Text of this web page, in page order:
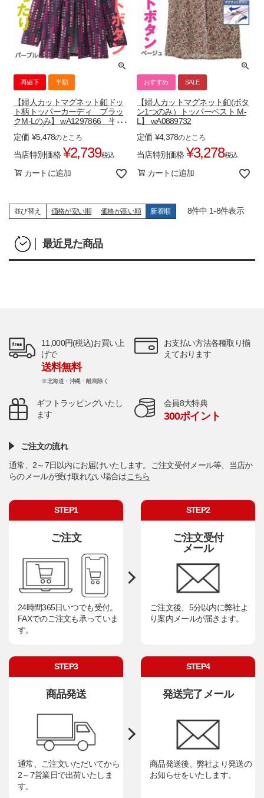
再値下 半額
【婦人カットマグネット釦ドッ
ト柄トッパーカーディ ブラッ
クM-Lのみ】 wA1297866 半
額！起毛のびのび 名札付き
定価 ¥5,478のところ
当店特別価格 ¥2,739税込
カートに追加
おすすめ SALE
【婦人カットマグネット釦(ボタ
ン1つのみ）トッパーベスト M-
L】 wA0889732
定価 ¥4,378のところ
当店特別価格 ¥3,278税込
カートに追加
並び替え 価格が安い順 価格が高い順 新着順 8件中 1-8件表示
最近見た商品
11,000円(税込)お買い上
げで
送料無料
※北海道・沖縄・離島除く
お支払い方法各種取り揃
えております
ギフトラッピングいたし
ます
会員8大特典
300ポイント
ご注文の流れ
通常、2～7日以内にお届けいたします。ご注文受付メール等、当店か
らのメールが受け取れない場合はこちら
STEP1
ご注文
24時間365日いつでも受付。
FAXでのご注文も承っていま
す。
STEP2
ご注文受付
メール
ご注文後、5分以内に弊社よ
り案内メールが届きます。
STEP3
商品発送
通常、ご注文いただいてから
2～7営業日で出荷いたしま
す。
STEP4
発送完了メール
商品発送後、弊社より発送の
お知らせをいたします。